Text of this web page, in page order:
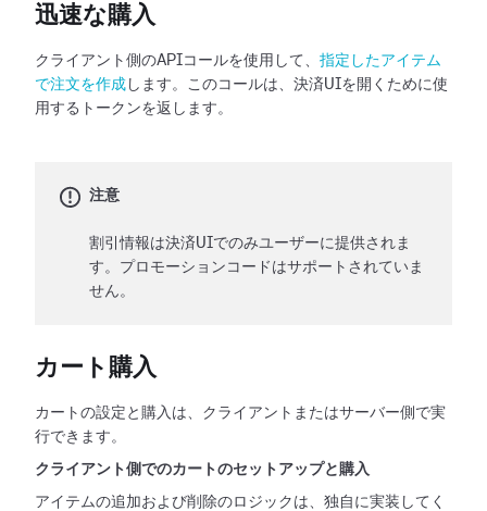
迅速な購入
クライアント側のAPIコールを使用して、 指定したアイテム
で注文を作成 します。このコールは、決済UIを開くために使
用するトークンを返します。
注意
割引情報は決済UIでのみユーザーに提供されま
す。プロモーションコードはサポートされていま
せん。
カート購入
カートの設定と購入は、クライアントまたはサーバー側で実
行できます。
クライアント側でのカートのセットアップと購入
アイテムの追加および削除のロジックは、独自に実装してく